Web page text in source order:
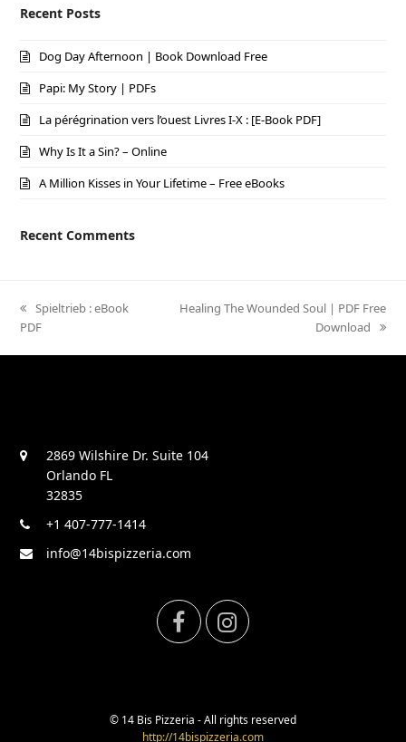
Recent Posts
Dog Day Afternoon | Book Download Free
Papi: My Story | PDFs
La pérégrination vers l’ouest Livres I-X : [E-Book PDF]
Why Is It a Sin? – Online
A Million Kisses in Your Lifetime – Free eBooks
Recent Comments
previous
post:
Spieltrieb : eBook
PDF
next
Healing The Wounded Soul | PDF Free
Download
2869 Wilshire Dr. Suite 104
Orlando FL
32835
+1 407-777-1414
info@14bispizzeria.com
F
© 14 Bis Pizzeria - All rights reserved
http://14bispizzeria.com